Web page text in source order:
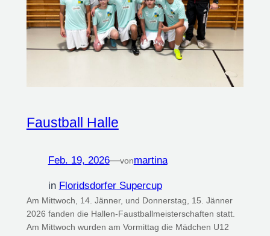
Faustball Halle
Feb. 19, 2026—vonmartina
in Floridsdorfer Supercup
Am Mittwoch, 14. Jänner, und Donnerstag, 15. Jänner
2026 fanden die Hallen-Faustballmeisterschaften statt.
Am Mittwoch wurden am Vormittag die Mädchen U12